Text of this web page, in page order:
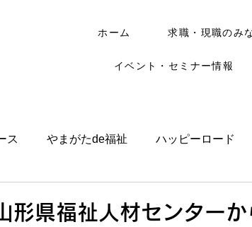
ホーム 求職・現職のみ
イベント・セミナー情報
ス やまがたde福祉 ハッピーロード
形県福祉人材センター